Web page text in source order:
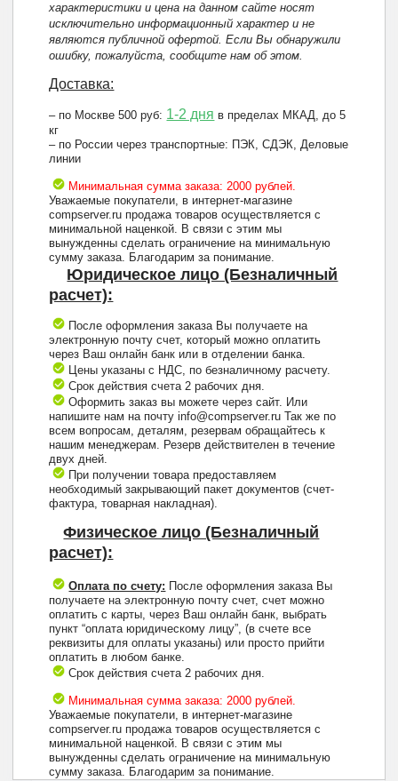
характеристики и цена на данном сайте носят
исключительно информационный характер и не
являются публичной офертой. Если Вы обнаружили
ошибку, пожалуйста, сообщите нам об этом.
Доставка:
– по Москве 500 руб: 1-2 дня в пределах МКАД, до 5
кг
– по России через транспортные: ПЭК, СДЭК, Деловые
линии
Минимальная сумма заказа: 2000 рублей.
Уважаемые покупатели, в интернет-магазине
compserver.ru продажа товаров осуществляется с
минимальной наценкой. В связи с этим мы
вынужденны сделать ограничение на минимальную
сумму заказа. Благодарим за понимание.
Юридическое лицо (Безналичный
расчет):
После оформления заказа Вы получаете на
электронную почту счет, который можно оплатить
через Ваш онлайн банк или в отделении банка.
Цены указаны с НДС, по безналичному расчету.
Срок действия счета 2 рабочих дня.
Оформить заказ вы можете через сайт. Или
напишите нам на почту info@compserver.ru Так же по
всем вопросам, деталям, резервам обращайтесь к
нашим менеджерам. Резерв действителен в течение
двух дней.
При получении товара предоставляем
необходимый закрывающий пакет документов (счет-
фактура, товарная накладная).
Физическое лицо (Безналичный
расчет):
Оплата по счету: После оформления заказа Вы
получаете на электронную почту счет, счет можно
оплатить с карты, через Ваш онлайн банк, выбрать
пункт “оплата юридическому лицу”, (в счете все
реквизиты для оплаты указаны) или просто прийти
оплатить в любом банке.
Срок действия счета 2 рабочих дня.
Минимальная сумма заказа: 2000 рублей.
Уважаемые покупатели, в интернет-магазине
compserver.ru продажа товаров осуществляется с
минимальной наценкой. В связи с этим мы
вынужденны сделать ограничение на минимальную
сумму заказа. Благодарим за понимание.
+7 (495) 223-13-47